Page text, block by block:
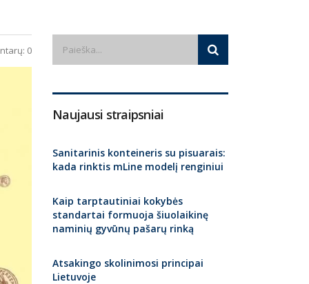
0
Naujausi straipsniai
Sanitarinis konteineris su pisuarais:
kada rinktis mLine modelį renginiui
Kaip tarptautiniai kokybės
standartai formuoja šiuolaikinę
naminių gyvūnų pašarų rinką
Atsakingo skolinimosi principai
Lietuvoje